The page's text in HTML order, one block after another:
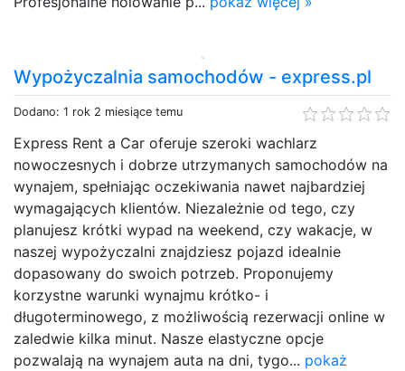
Wypożyczalnia samochodów - express.pl
Dodano: 1 rok 2 miesiące temu
Express Rent a Car oferuje szeroki wachlarz
nowoczesnych i dobrze utrzymanych samochodów na
wynajem, spełniając oczekiwania nawet najbardziej
wymagających klientów. Niezależnie od tego, czy
planujesz krótki wypad na weekend, czy wakacje, w
naszej wypożyczalni znajdziesz pojazd idealnie
dopasowany do swoich potrzeb. Proponujemy
korzystne warunki wynajmu krótko- i
długoterminowego, z możliwością rezerwacji online w
zaledwie kilka minut. Nasze elastyczne opcje
pozwalają na wynajem auta na dni, tygo... pokaż